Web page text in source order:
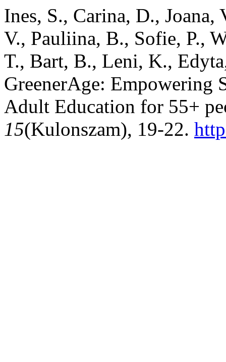
Ines, S., Carina, D.,
V., Pauliina, B., Sofie, P.,
T., Bart, B., Leni, K.,
GreenerAge: Empowering
Adult Education for 55+
15(Kulonszam), 19-22.